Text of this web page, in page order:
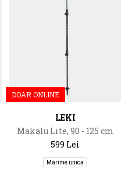
DOAR ONLINE
LEKI
Makalu Lite, 90 - 125 cm
599 Lei
Marime unica